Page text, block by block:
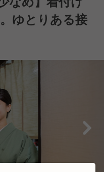
ゆとりある接